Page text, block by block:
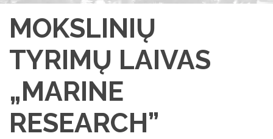
MOKSLINIŲ
TYRIMŲ LAIVAS
„MARINE
RESEARCH”